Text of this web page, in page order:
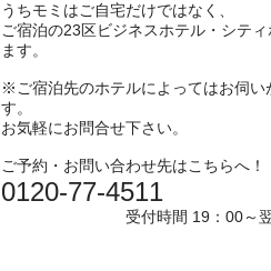
うちモミはご自宅だけではなく、
ご宿泊の23区ビジネスホテル・シテ
ます。
※ご宿泊先のホテルによってはお伺い
す。
お気軽にお問合せ下さい。
ご予約・お問い合わせ先はこちらへ！
0120-77-4511
受付時間 19：00～翌4